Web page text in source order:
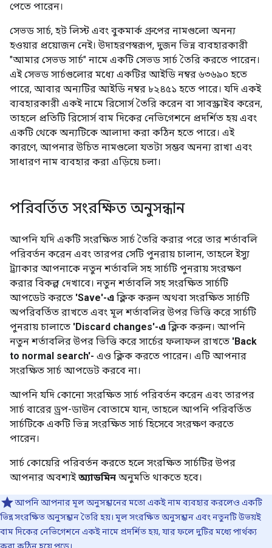
পেতে পারেন।
সেভড সার্চ, হট লিস্ট এবং বুকমার্ক গ্রুপের নামগুলো অনন্য
হওয়ার প্রয়োজন নেই। উদাহরণস্বরূপ, দুজন ভিন্ন ব্যবহারকারী
"আমার সেভড সার্চ" নামে একটি সেভড সার্চ তৈরি করতে পারেন।
এই সেভড সার্চগুলোর মধ্যে একটির আইডি নম্বর ৬৩৬৯০ হতে
পারে, আবার অন্যটির আইডি নম্বর ৮২৪৫১ হতে পারে। যদি একই
ব্যবহারকারী একই নামে রিসোর্স তৈরি করেন বা সাবস্ক্রাইব করেন,
তাহলে প্রতিটি রিসোর্স বাম দিকের নেভিগেশনে প্রদর্শিত হয় এবং
একটি থেকে অন্যটিকে আলাদা করা কঠিন হতে পারে। এই
কারণে, আপনার উচিত নামগুলো যতটা সম্ভব অনন্য রাখা এবং
সাধারণ নাম ব্যবহার করা এড়িয়ে চলা।
পরিবর্তিত সংরক্ষিত অনুসন্ধান
আপনি যদি একটি সংরক্ষিত সার্চ তৈরি করার পরে তার শর্তাবলি
পরিবর্তন করেন এবং তারপর সেটি পুনরায় চালান, তাহলে ইস্যু
ট্র্যাকার আপনাকে নতুন শর্তাবলি সহ সার্চটি পুনরায় সংরক্ষণ
করার বিকল্প দেখাবে। নতুন শর্তাবলি সহ সংরক্ষিত সার্চটি
আপডেট করতে 'Save'-এ ক্লিক করুন অথবা সংরক্ষিত সার্চটি
অপরিবর্তিত রাখতে এবং মূল শর্তাবলির উপর ভিত্তি করে সার্চটি
পুনরায় চালাতে 'Discard changes'-এ ক্লিক করুন। আপনি
নতুন শর্তাবলির উপর ভিত্তি করে সার্চের ফলাফল রাখতে 'Back
to normal search'- এও ক্লিক করতে পারেন। এটি আপনার
সংরক্ষিত সার্চ আপডেট করবে না।
আপনি যদি কোনো সংরক্ষিত সার্চ পরিবর্তন করেন এবং তারপর
সার্চ বারের ড্রপ-ডাউন বোতামে যান, তাহলে আপনি পরিবর্তিত
সার্চটিকে একটি ভিন্ন সংরক্ষিত সার্চ হিসেবে সংরক্ষণ করতে
পারেন।
সার্চ কোয়েরি পরিবর্তন করতে হলে সংরক্ষিত সার্চটির উপর
আপনার অবশ্যইঅ্যাডমিন অনুমতি থাকতে হবে।
আপনি আপনার মূল অনুসন্ধানের মতো একই নাম ব্যবহার করলেও একটি
ভিন্ন সংরক্ষিত অনুসন্ধান তৈরি হয়। মূল সংরক্ষিত অনুসন্ধান এবং নতুনটি উভয়ই
বাম দিকের নেভিগেশনে একই নামে প্রদর্শিত হয়, যার ফলে দুটির মধ্যে পার্থক্য